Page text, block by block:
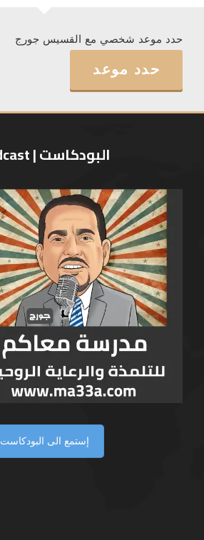
حدد موعد شخصي مع القسيس جورج
حدد موعد
البودكاست | Podcast
إستمع الى البودكاست